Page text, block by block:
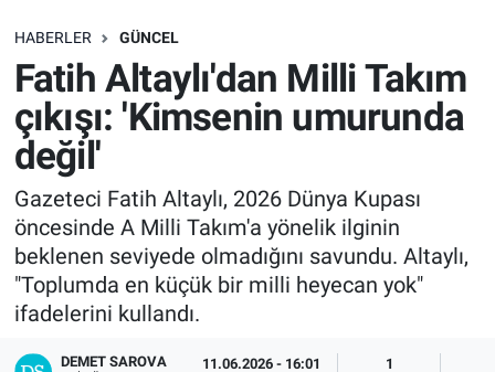
HABERLER GÜNCEL
Fatih Altaylı'dan Milli Takım
çıkışı: 'Kimsenin umurunda
değil'
Gazeteci Fatih Altaylı, 2026 Dünya Kupası
öncesinde A Milli Takım'a yönelik ilginin
beklenen seviyede olmadığını savundu. Altaylı,
"Toplumda en küçük bir milli heyecan yok"
ifadelerini kullandı.
DEMET SAROVA 11.06.2026 - 16:01 1
SAĞLIK
EKONOMİ
EĞİTİM
ÖZEL HABER
Keşfet
ASTROLOJİ